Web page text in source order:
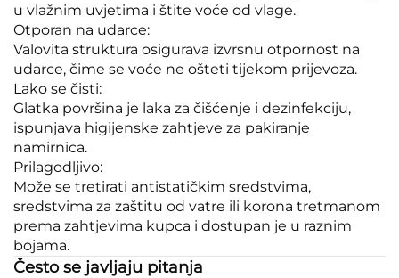
u vlažnim uvjetima i štite voće od vlage.
Otporan na udarce:
Valovita struktura osigurava izvrsnu otpornost na
udarce, čime se voće ne ošteti tijekom prijevoza.
Lako se čisti:
Glatka površina je laka za čišćenje i dezinfekciju,
ispunjava higijenske zahtjeve za pakiranje
namirnica.
Prilagodljivo:
Može se tretirati antistatičkim sredstvima,
sredstvima za zaštitu od vatre ili korona tretmanom
prema zahtjevima kupca i dostupan je u raznim
bojama.
Često se javljaju pitanja